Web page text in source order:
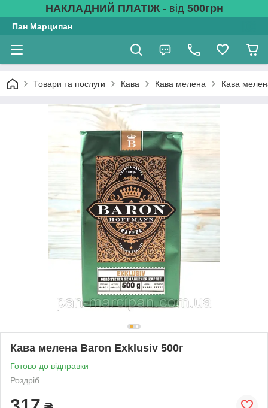
НАКЛАДНИЙ ПЛАТІЖ- від 500грн
Пан Марципан
Товари та послуги Кава Кава мелена Кава
Кава мелена Baron Exklusiv 500г
Готово до відправки
Роздріб